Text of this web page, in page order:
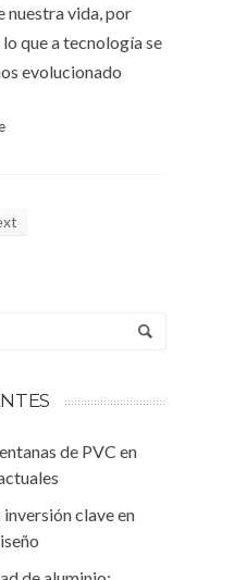
nuestra vida, por
que a tecnología se
evolucionado
de PVC en
clave en